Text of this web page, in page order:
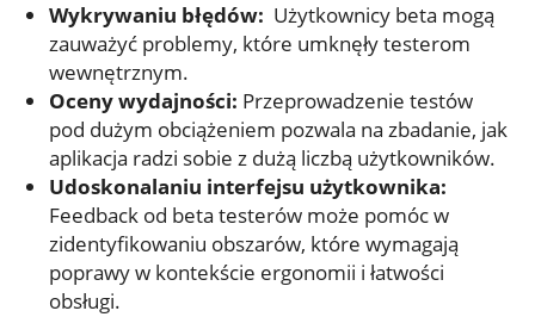
Wykrywaniu błędów: ⁣ Użytkownicy beta mogą
zauważyć​ problemy, które umknęły testerom
wewnętrznym.
Oceny ‍wydajności: Przeprowadzenie ‌testów
pod ​dużym‌ obciążeniem pozwala na zbadanie,‍ jak
aplikacja radzi sobie z ‍dużą‍ liczbą użytkowników.
Udoskonalaniu interfejsu‌ użytkownika:
Feedback‍ od beta testerów może pomóc w
zidentyfikowaniu‌ obszarów, które wymagają​
poprawy‌ w kontekście ergonomii i łatwości⁢
obsługi.